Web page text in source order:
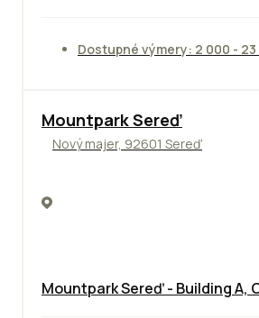
Dostupné výmery: 2 000 - 23
NOVINKA
Mountpark Sereď
Nový majer, 92601 Sereď
Mountpark Sereď - Building A,